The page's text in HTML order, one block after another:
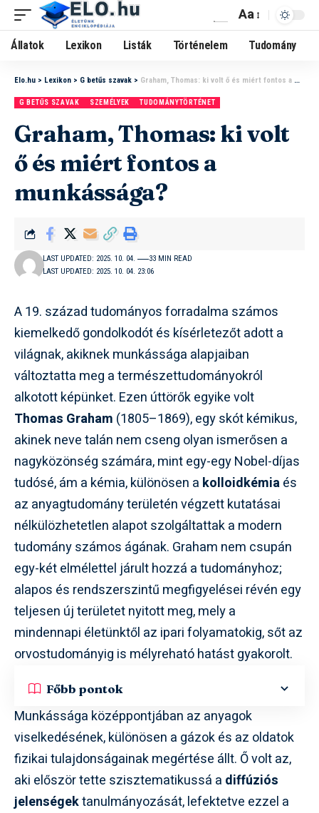
Aa
Állatok Lexikon Listák Történelem Tudomány
Elo.hu > Lexikon > G betűs szavak > Graham, Thomas: ki volt ő és miért fontos a munkássága?
G BETŰS SZAVAK SZEMÉLYEK TUDOMÁNYTÖRTÉNET
Graham, Thomas: ki volt
ő és miért fontos a
munkássága?
LAST UPDATED: 2025. 10. 04. 23:06
LAST UPDATED: 2025. 10. 04. 33 MIN READ
A 19. század tudományos forradalma számos
kiemelkedő gondolkodót és kísérletezőt adott a
világnak, akiknek munkássága alapjaiban
változtatta meg a természettudományokról
alkotott képünket. Ezen úttörők egyike volt
Thomas Graham (1805–1869), egy skót kémikus,
akinek neve talán nem cseng olyan ismerősen a
nagyközönség számára, mint egy-egy Nobel-díjas
tudósé, ám a kémia, különösen a kolloidkémiaés
az anyagtudomány területén végzett kutatásai
nélkülözhetetlen alapot szolgáltattak a modern
tudomány számos ágának. Graham nem csupán
egy-két elmélettel járult hozzá a tudományhoz;
alapos és rendszerszintű megfigyelései révén egy
teljesen új területet nyitott meg, mely a
mindennapi életünktől az ipari folyamatokig, sőt az
orvostudományig is mélyreható hatást gyakorolt.
Főbb pontok
Munkássága középpontjában az anyagok
viselkedésének, különösen a gázok és az oldatok
fizikai tulajdonságainak megértése állt. Ő volt az,
aki először tette szisztematikussá a diffúziós
jelenségektanulmányozását, lefektetve ezzel a